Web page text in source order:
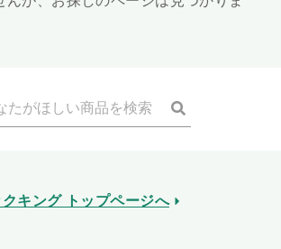
クキング トップページへ